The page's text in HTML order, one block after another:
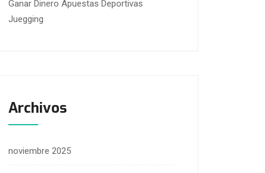
Ganar Dinero Apuestas Deportivas
Juegging
Archivos
noviembre 2025